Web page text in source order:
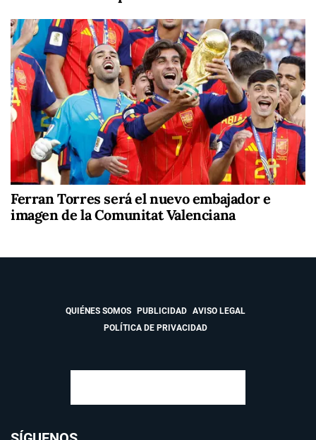
Ferran Torres será el nuevo embajador e
imagen de la Comunitat Valenciana
QUIÉNES SOMOS PUBLICIDAD
AVISO LEGAL
POLÍTICA DE PRIVACIDAD